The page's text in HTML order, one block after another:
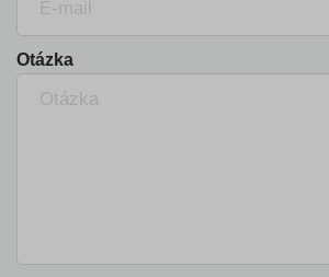
Otázka